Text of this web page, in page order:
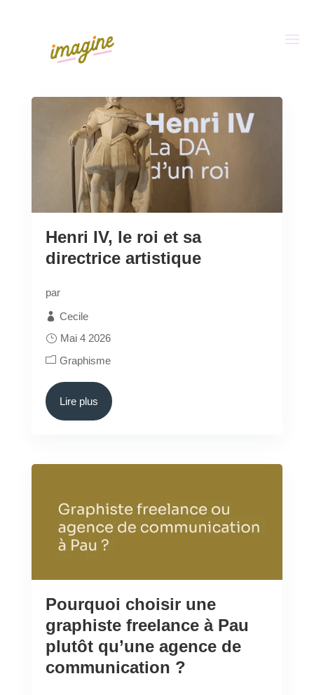
Henri IV, le roi et sa
directrice artistique
par
Cecile
Mai 4 2026
Graphisme
Lire plus
Pourquoi choisir une
graphiste freelance à Pau
plutôt qu’une agence de
communication ?